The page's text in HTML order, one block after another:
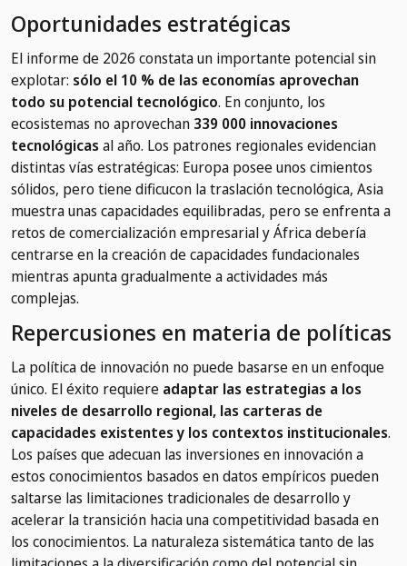
Oportunidades estratégicas
El informe de 2026 constata un importante potencial sin
explotar: sólo el 10 % de las economías aprovechan
todo su potencial tecnológico. En conjunto, los
ecosistemas no aprovechan 339 000 innovaciones
tecnológicasal año. Los patrones regionales evidencian
distintas vías estratégicas: Europa posee unos cimientos
sólidos, pero tiene dificucon la traslación tecnológica, Asia
muestra unas capacidades equilibradas, pero se enfrenta a
retos de comercialización empresarial y África debería
centrarse en la creación de capacidades fundacionales
mientras apunta gradualmente a actividades más
complejas.
Repercusiones en materia de políticas
La política de innovación no puede basarse en un enfoque
único. El éxito requiere adaptar las estrategias a los
niveles de desarrollo regional, las carteras de
capacidades existentes y los contextos institucionales.
Los países que adecuan las inversiones en innovación a
estos conocimientos basados en datos empíricos pueden
saltarse las limitaciones tradicionales de desarrollo y
acelerar la transición hacia una competitividad basada en
los conocimientos. La naturaleza sistemática tanto de las